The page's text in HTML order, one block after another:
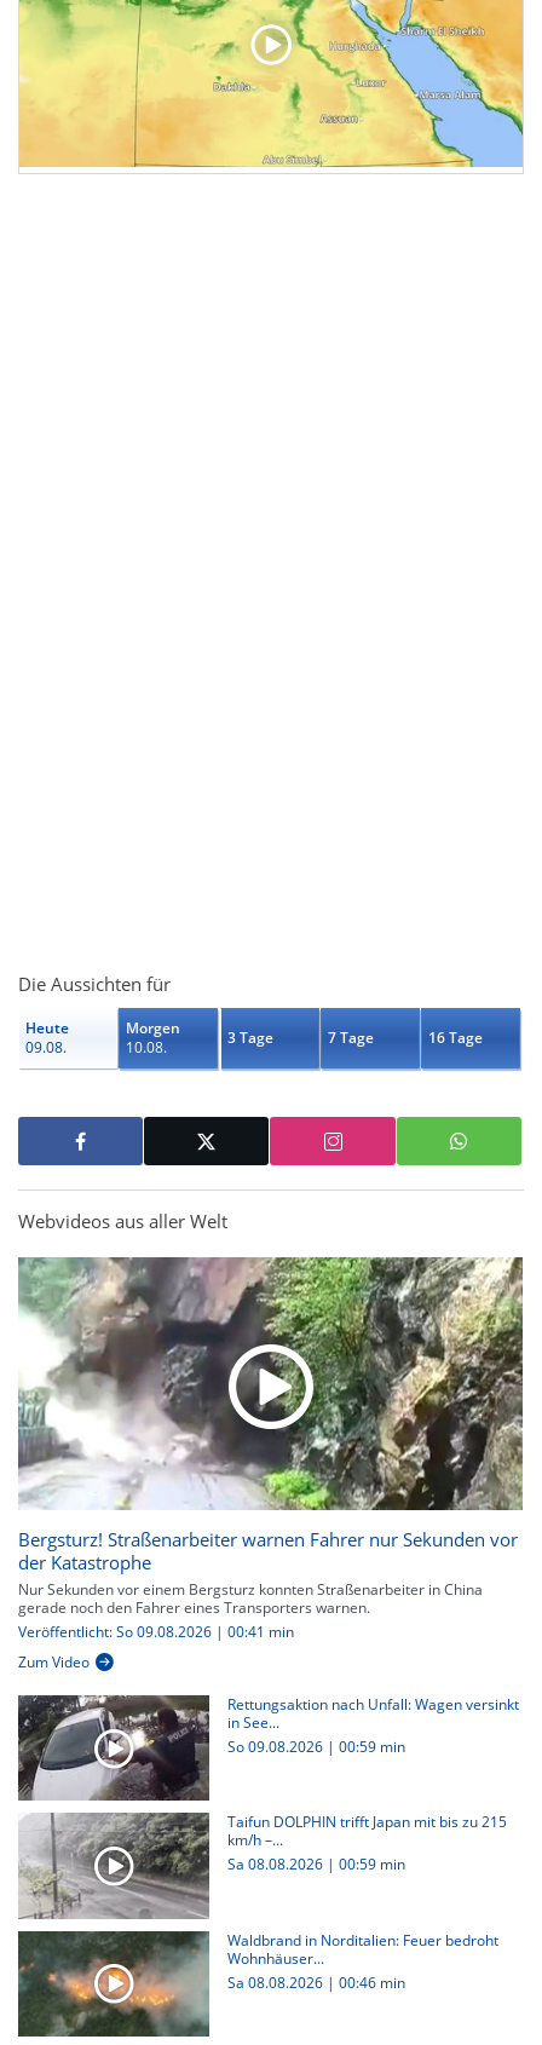
Die Aussichten für
Heute
09.08.
Morgen
10.08.
3 Tage 7 Tage 16 Tage
Webvideos aus aller Welt
Bergsturz! Straßenarbeiter warnen Fahrer nur Sekunden vor
der Katastrophe
Nur Sekunden vor einem Bergsturz konnten Straßenarbeiter in China
gerade noch den Fahrer eines Transporters warnen.
Veröffentlicht: So 09.08.2026 | 00:41 min
Zum Video
Rettungsaktion nach Unfall: Wagen versinkt
in See...
So 09.08.2026 | 00:59 min
Taifun DOLPHIN trifft Japan mit bis zu 215
km/h –...
Sa 08.08.2026 | 00:59 min
Waldbrand in Norditalien: Feuer bedroht
Wohnhäuser...
Sa 08.08.2026 | 00:46 min